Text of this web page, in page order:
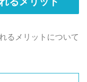
るメリットについて